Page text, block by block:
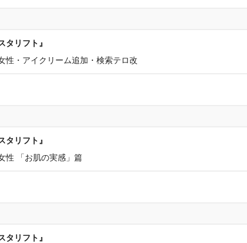
タリフト』
性・アイクリーム追加・検索テロ改
タリフト』
性 「お肌の実感」篇
タリフト』